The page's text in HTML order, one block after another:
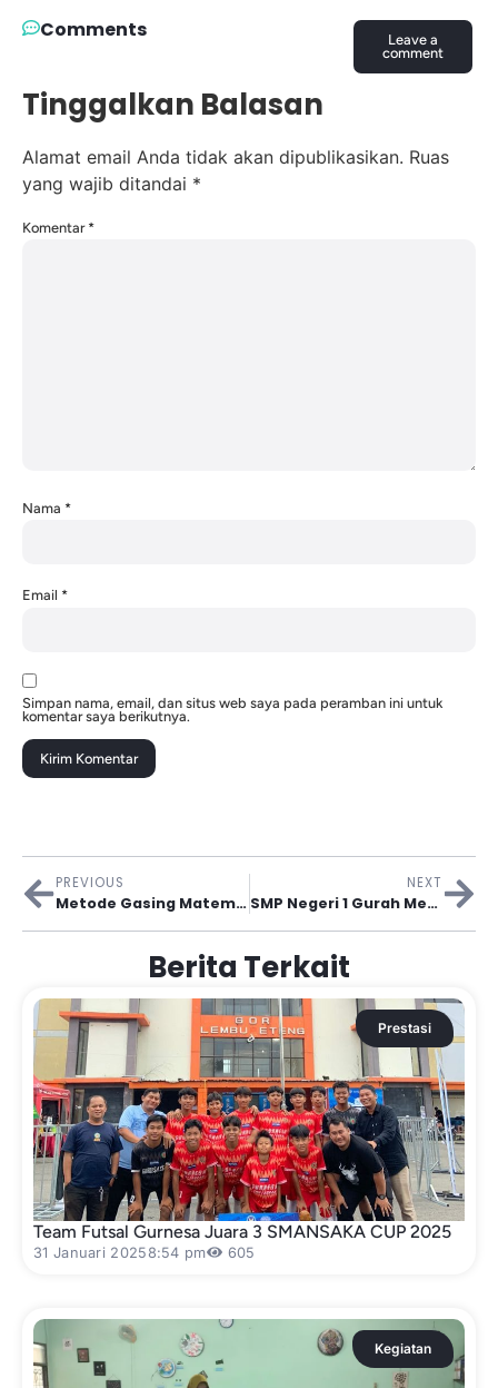
Comments
Leave a
comment
Tinggalkan Balasan
Alamat email Anda tidak akan dipublikasikan. Ruas
yang wajib ditandai *
Komentar *
Nama *
Email *
Simpan nama, email, dan situs web saya pada peramban ini untuk
komentar saya berikutnya.
PREVIOUS
Metode Gasing Matematika Hadir Di SMPN 1 Gurah: Matematika Jadi Mudah, Asyik, Dan Menyenangkan!
NEXT
SMP Negeri 1 Gurah Meriahkan HUT Ke-80 Republik Indonesia Dengan Lomba-Lomba Seru
Berita Terkait
Prestasi
Team Futsal Gurnesa Juara 3 SMANSAKA CUP 2025
31 Januari 20258:54 pm 605
Kegiatan